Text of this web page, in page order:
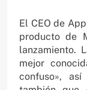
El CEO de
producto de
lanzamiento.
mejor
confuso»,